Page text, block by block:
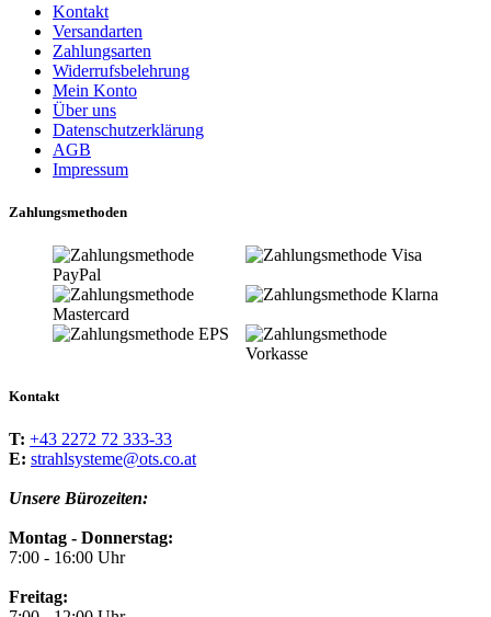
Kontakt
Versandarten
Zahlungsarten
Widerrufsbelehrung
Mein Konto
Über uns
Datenschutzerklärung
AGB
Impressum
Zahlungsmethoden
Kontakt
T: +43 2272 72 333-33
E: strahlsysteme@ots.co.at
Unsere Bürozeiten:
Montag - Donnerstag:
7:00 - 16:00 Uhr
Freitag: